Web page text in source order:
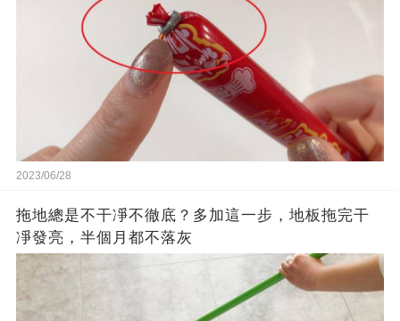
2023/06/28
拖地總是不干凈不徹底？多加這一步，地板拖完干
凈發亮，半個月都不落灰